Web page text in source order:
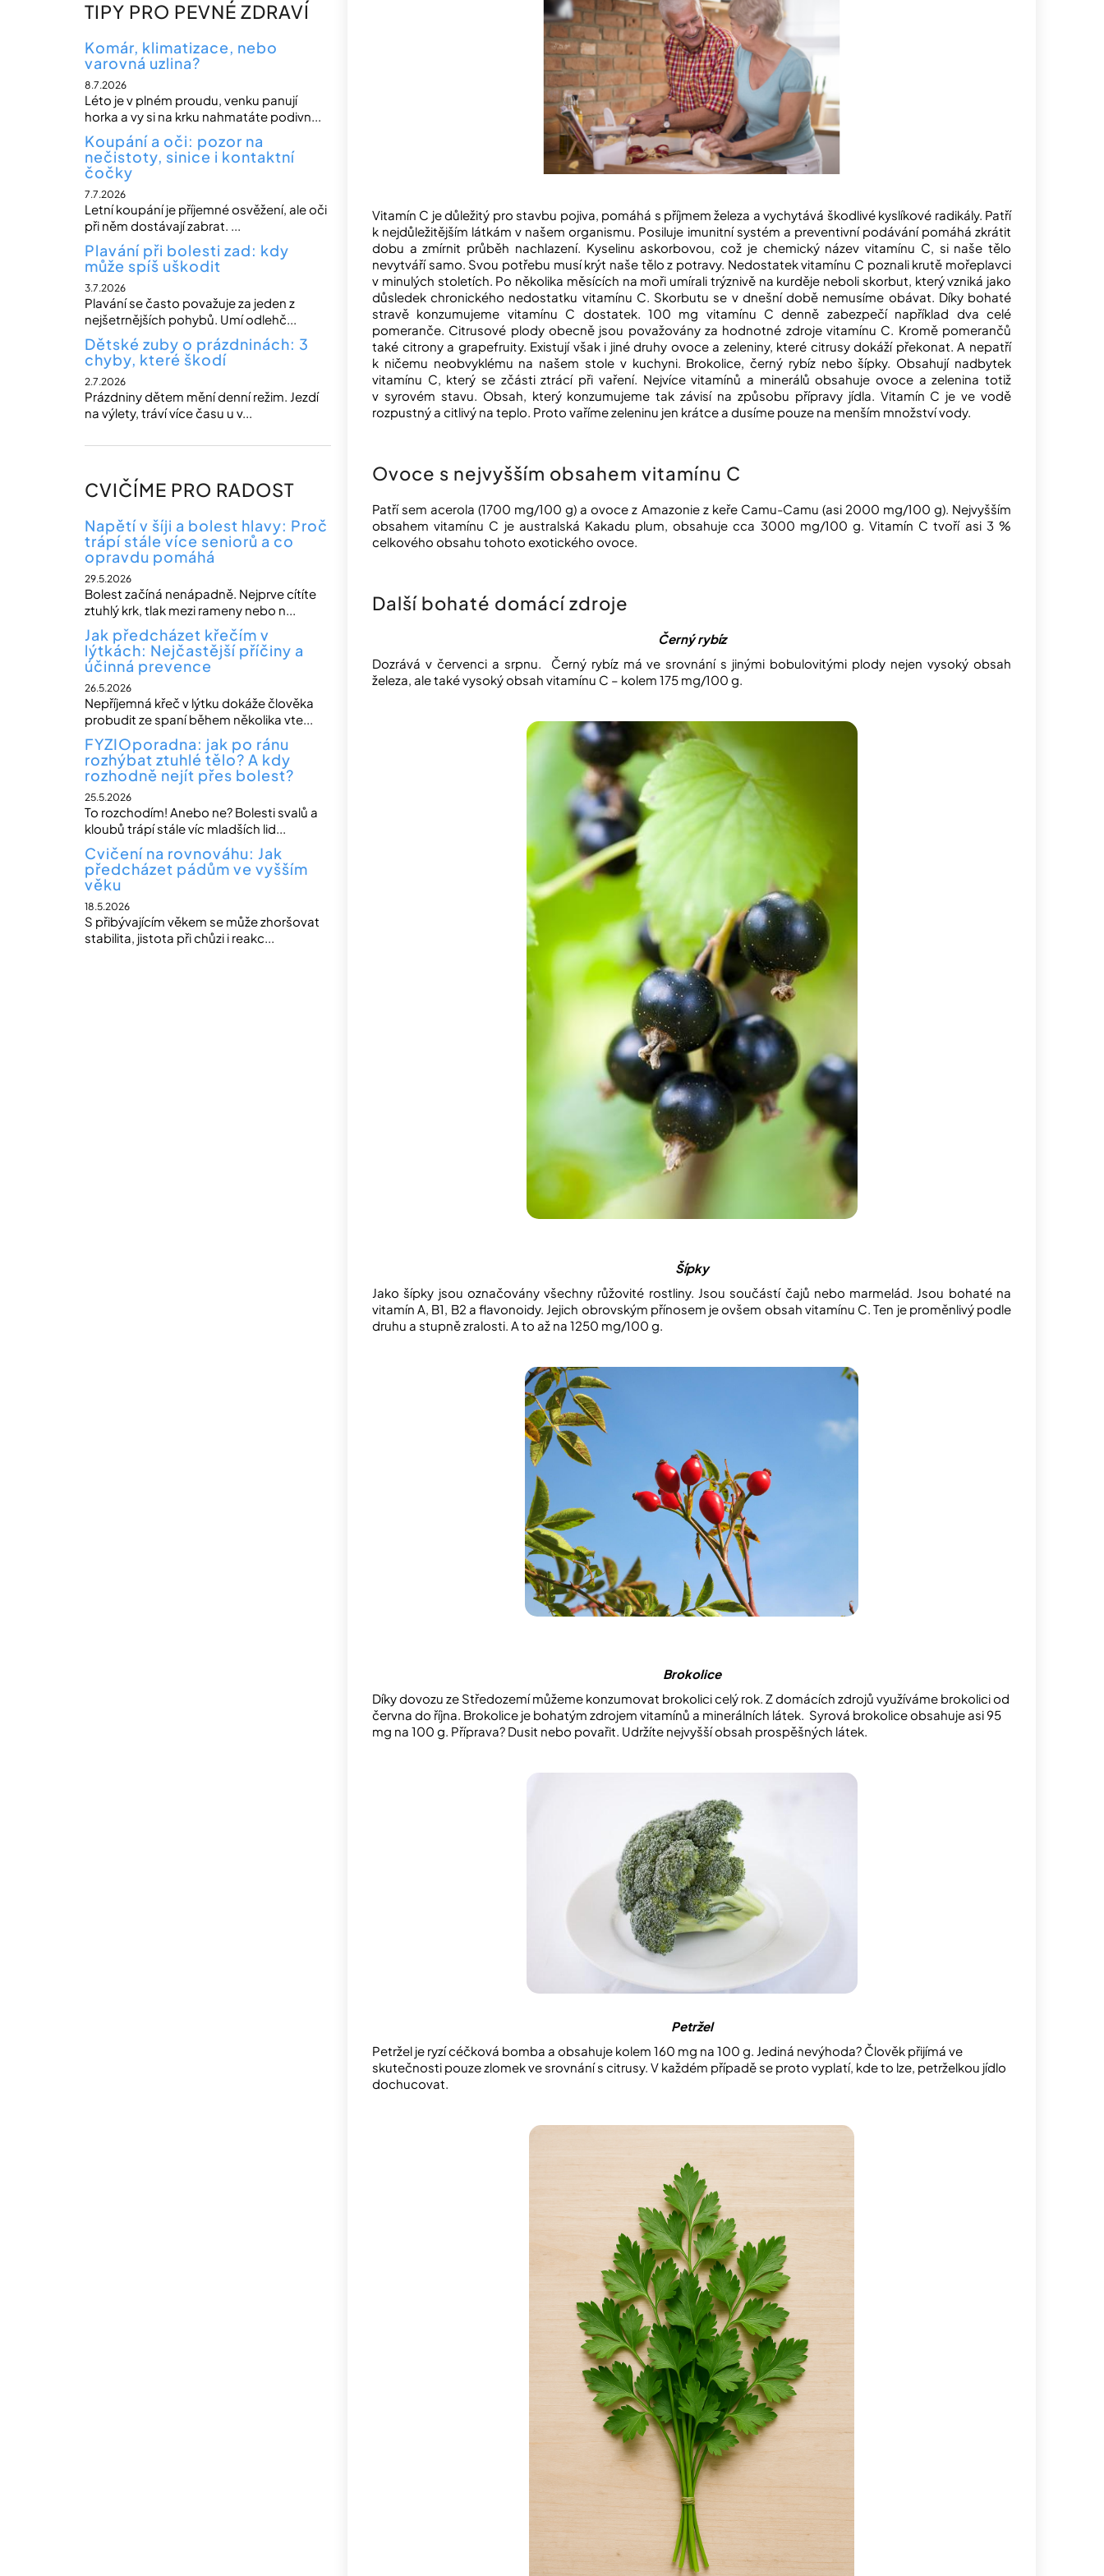
TIPY PRO PEVNÉ ZDRAVÍ
Komár, klimatizace, nebo
varovná uzlina?
8.7.2026
Léto je v plném proudu, venku panují
horka a vy si na krku nahmatáte podivn...
Koupání a oči: pozor na
nečistoty, sinice i kontaktní
čočky
7.7.2026
Letní koupání je příjemné osvěžení, ale oči
při něm dostávají zabrat. ...
Plavání při bolesti zad: kdy
může spíš uškodit
3.7.2026
Plavání se často považuje za jeden z
nejšetrnějších pohybů. Umí odlehč...
Dětské zuby o prázdninách: 3
chyby, které škodí
2.7.2026
Prázdniny dětem mění denní režim. Jezdí
na výlety, tráví více času u v...
CVIČÍME PRO RADOST
Napětí v šíji a bolest hlavy: Proč
trápí stále více seniorů a co
opravdu pomáhá
29.5.2026
Bolest začíná nenápadně. Nejprve cítíte
ztuhlý krk, tlak mezi rameny nebo n...
Jak předcházet křečím v
lýtkách: Nejčastější příčiny a
účinná prevence
26.5.2026
Nepříjemná křeč v lýtku dokáže člověka
probudit ze spaní během několika vte...
FYZIOporadna: jak po ránu
rozhýbat ztuhlé tělo? A kdy
rozhodně nejít přes bolest?
25.5.2026
To rozchodím! Anebo ne? Bolesti svalů a
kloubů trápí stále víc mladších lid...
Cvičení na rovnováhu: Jak
předcházet pádům ve vyšším
věku
18.5.2026
S přibývajícím věkem se může zhoršovat
stabilita, jistota při chůzi i reakc...
Vitamín C je důležitý pro stavbu pojiva, pomáhá s příjmem železa a vychytává škodlivé kyslíkové radikály. Patří
k nejdůležitějším látkám v našem organismu. Posiluje imunitní systém a preventivní podávání pomáhá zkrátit
dobu a zmírnit průběh nachlazení. Kyselinu askorbovou, což je chemický název vitamínu C, si naše tělo
nevytváří samo. Svou potřebu musí krýt naše tělo z potravy. Nedostatek vitamínu C poznali krutě mořeplavci
v minulých stoletích. Po několika měsících na moři umírali trýznivě na kurděje neboli skorbut, který vzniká jako
důsledek chronického nedostatku vitamínu C. Skorbutu se v dnešní době nemusíme obávat. Díky bohaté
stravě konzumujeme vitamínu C dostatek. 100 mg vitamínu C denně zabezpečí například dva celé
pomeranče. Citrusové plody obecně jsou považovány za hodnotné zdroje vitamínu C. Kromě pomerančů
také citrony a grapefruity. Existují však i jiné druhy ovoce a zeleniny, které citrusy dokáží překonat. A nepatří
k ničemu neobvyklému na našem stole v kuchyni. Brokolice, černý rybíz nebo šípky. Obsahují nadbytek
vitamínu C, který se zčásti ztrácí při vaření. Nejvíce vitamínů a minerálů obsahuje ovoce a zelenina totiž
v syrovém stavu. Obsah, který konzumujeme tak závisí na způsobu přípravy jídla. Vitamín C je ve vodě
rozpustný a citlivý na teplo. Proto vaříme zeleninu jen krátce a dusíme pouze na menším množství vody.
Ovoce s nejvyšším obsahem vitamínu C
Patří sem acerola (1700 mg/100 g) a ovoce z Amazonie z keře Camu-Camu (asi 2000 mg/100 g). Nejvyšším
obsahem vitamínu C je australská Kakadu plum, obsahuje cca 3000 mg/100 g. Vitamín C tvoří asi 3 %
celkového obsahu tohoto exotického ovoce.
Další bohaté domácí zdroje
Černý rybíz
Dozrává v červenci a srpnu. Černý rybíz má ve srovnání s jinými bobulovitými plody nejen vysoký obsah
železa, ale také vysoký obsah vitamínu C – kolem 175 mg/100 g.
Šípky
Jako šípky jsou označovány všechny růžovité rostliny. Jsou součástí čajů nebo marmelád. Jsou bohaté na
vitamín A, B1, B2 a flavonoidy. Jejich obrovským přínosem je ovšem obsah vitamínu C. Ten je proměnlivý podle
druhu a stupně zralosti. A to až na 1250 mg/100 g.
Brokolice
Díky dovozu ze Středozemí můžeme konzumovat brokolici celý rok. Z domácích zdrojů využíváme brokolici od
června do října. Brokolice je bohatým zdrojem vitamínů a minerálních látek. Syrová brokolice obsahuje asi 95
mg na 100 g. Příprava? Dusit nebo povařit. Udržíte nejvyšší obsah prospěšných látek.
Petržel
Petržel je ryzí céčková bomba a obsahuje kolem 160 mg na 100 g. Jediná nevýhoda? Člověk přijímá ve
skutečnosti pouze zlomek ve srovnání s citrusy. V každém případě se proto vyplatí, kde to lze, petrželkou jídlo
dochucovat.